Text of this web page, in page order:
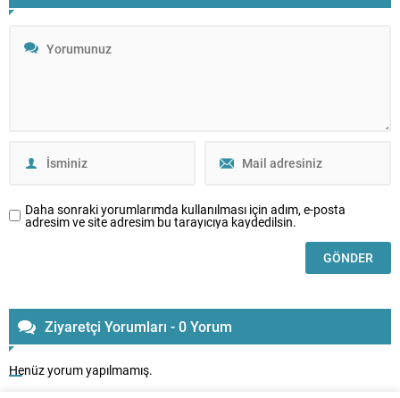
Daha sonraki yorumlarımda kullanılması için adım, e-posta
adresim ve site adresim bu tarayıcıya kaydedilsin.
Ziyaretçi Yorumları - 0 Yorum
Henüz yorum yapılmamış.